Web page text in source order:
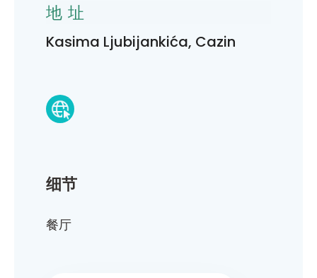
细节
餐厅
地址
Kasima Ljubijankića, Cazin